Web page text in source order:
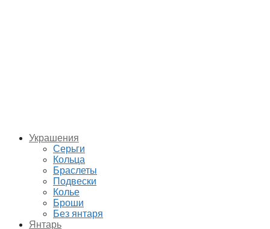
Украшения
Серьги
Кольца
Браслеты
Подвески
Колье
Броши
Без янтаря
Янтарь